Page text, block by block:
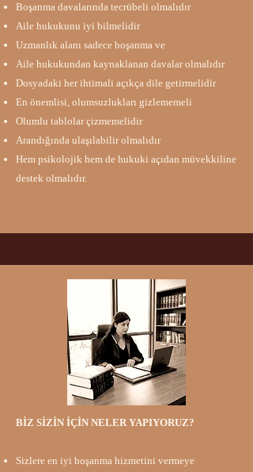
Boşanma davalarında tecrübeli olmalıdır​​
Aile hukukunu iyi bilmelidir​
Uzmanlık alanı sadece boşanma ve
Aile hukukundan kaynaklanan davalar olmalıdır​
Dosyadaki her ihtimali açıkça dile getirmelidir
En önemlisi, olumsuzlukları gizlememeli
Olumlu tablolar çizmemelidir​
Arandığında ulaşılabilir olmalıdır​
Hem psikolojik hem de hukuki açıdan müvekkiline
destek olmalıdır​​.
BİZ SİZİN İÇİN NELER YAPIYORUZ?​​
Sizlere en iyi boşanma hizmetini vermeye